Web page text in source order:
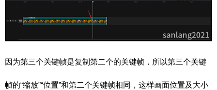
因为第三个关键帧是复制第二个的关键帧，所以第三个关键
帧的“缩放”“位置”和第二个关键帧相同，这样画面位置及大小